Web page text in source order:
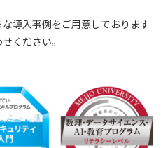
導入事例をご用意しております
ください。